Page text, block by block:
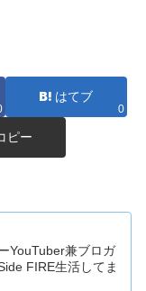
はてブ
0
ピー
YouTuber兼ブロガ
FIRE生活してま